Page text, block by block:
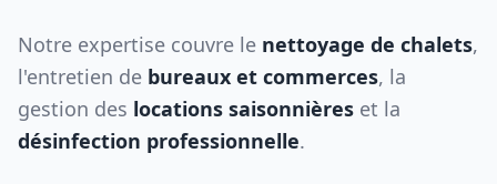
Notre expertise couvre le nettoyage de chalets,
l'entretien de bureaux et commerces, la
gestion des locations saisonnières et la
désinfection professionnelle.